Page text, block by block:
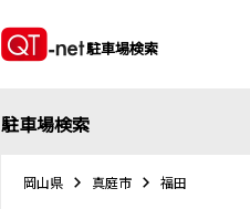
駐車場検索
駐車場検索
岡山県 真庭市 福田